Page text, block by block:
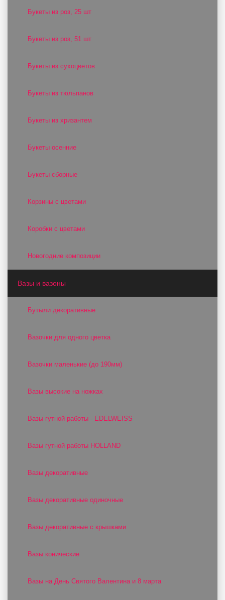
Букеты из роз, 25 шт
Букеты из роз, 51 шт
Букеты из сухоцветов
Букеты из тюльпанов
Букеты из хризантем
Букеты осенние
Букеты сборные
Корзины с цветами
Коробки с цветами
Новогодние композиции
Вазы и вазоны
Бутыли декоративные
Вазочки для одного цветка
Вазочки маленькие (до 190мм)
Вазы высокие на ножках
Вазы гутной работы - EDELWEISS
Вазы гутной работы HOLLAND
Вазы декоративные
Вазы декоративные одиночные
Вазы декоративные с крышками
Вазы конические
Вазы на День Святого Валентина и 8 марта